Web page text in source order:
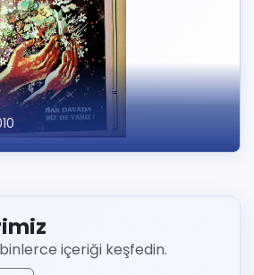
içeriği keşfedin.